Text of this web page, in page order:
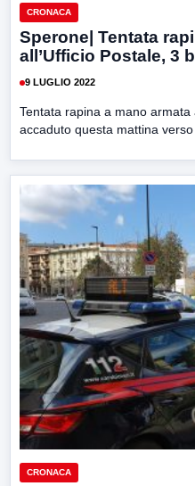
CRONACA
Sperone| Tentata
all’Ufficio Postale, 3
9 LUGLIO 2022
Tentata rapina a mano armata
accaduto questa mattina verso
CRONACA